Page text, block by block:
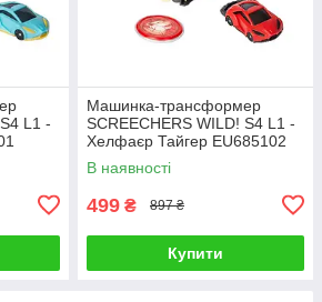
L1 -
Машинка-трансформер
SCREECHERS WILD! S4 L1 -
Хелфаєр Тайгер EU685102
В наявності
499 ₴ 897 ₴
Купити